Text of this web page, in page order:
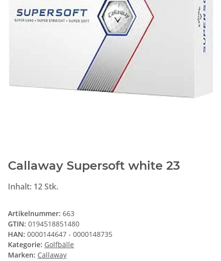
Callaway Supersoft white 23
Inhalt: 12 Stk.
Artikelnummer: 663
GTIN: 0194518851480
HAN: 0000144647 - 0000148735
Kategorie: Golfbälle
Marken: Callaway